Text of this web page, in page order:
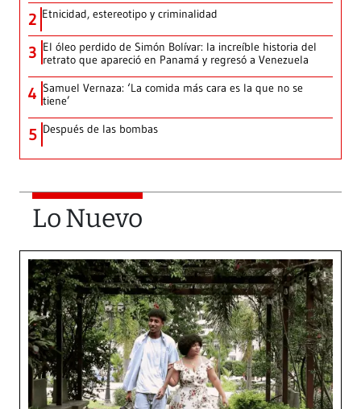
2 Etnicidad, estereotipo y criminalidad
3 El óleo perdido de Simón Bolívar: la increíble historia del
retrato que apareció en Panamá y regresó a Venezuela
4 Samuel Vernaza: ‘La comida más cara es la que no se
tiene’
5 Después de las bombas
Lo Nuevo